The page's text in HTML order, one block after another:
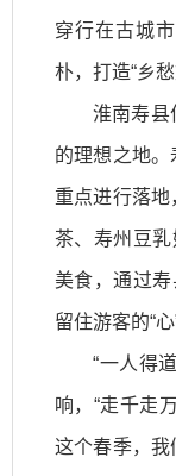
穿行在古城
朴，打造“乡愁
淮南寿县
的理想之地
重点进行落
茶、寿州豆乳
美食，通过寿
留住游客的“心
“一人得
响，“走千走
这个春季，我